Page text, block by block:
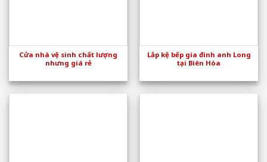
Cửa nhà vệ sinh chất lượng
nhưng giá rẻ
Lắp kệ bếp gia đình anh Long
tại Biên Hòa